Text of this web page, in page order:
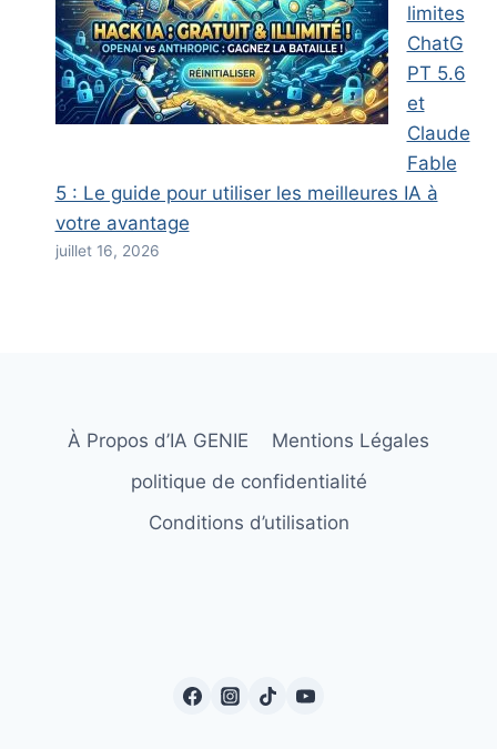
limites
ChatG
PT 5.6
et
Claude
Fable
5 : Le guide pour utiliser les meilleures IA à
votre avantage
juillet 16, 2026
À Propos d’IA GENIE
Mentions Légales
politique de confidentialité
Conditions d’utilisation